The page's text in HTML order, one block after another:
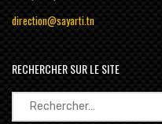
direction@sayarti.tn
RECHERCHER SUR LE SITE
Rechercher :